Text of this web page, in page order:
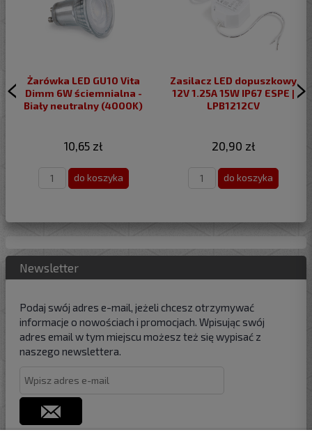
Żarówka LED GU10 Vita
Dimm 6W ściemnialna -
Biały neutralny (4000K)
10,65 zł
do koszyka
Zasilacz LED dopuszkowy
12V 1.25A 15W IP67 ESPE |
LPB1212CV
20,90 zł
do koszyka
Newsletter
Podaj swój adres e-mail, jeżeli chcesz otrzymywać
informacje o nowościach i promocjach. Wpisując swój
adres email w tym miejscu możesz też się wypisać z
naszego newslettera.